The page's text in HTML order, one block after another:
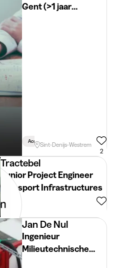
Gent (>1 jaar
ervaring)
Accountancy-Fiscaliteit
Sint-Denijs-Westrem
2
Tractebel
Junior Project Engineer
Transport Infrastructures
Jan De Nul
Ingenieur
Milieutechnische
Installaties